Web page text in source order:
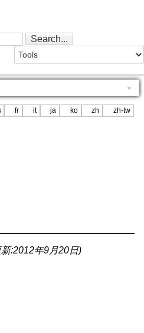
fr it ja ko zh zh-tw
:2012年9月20日)